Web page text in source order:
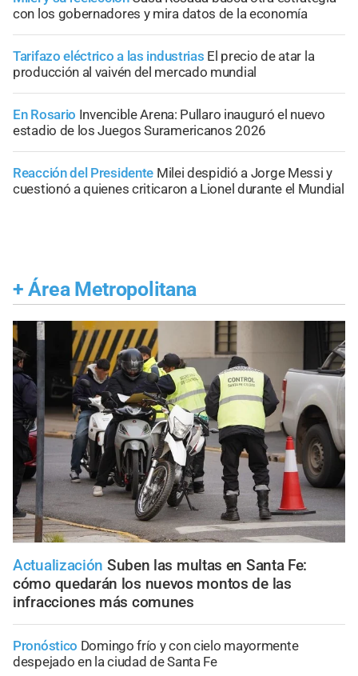
con los gobernadores y mira datos de la economía
Tarifazo eléctrico a las industrias El precio de atar la
producción al vaivén del mercado mundial
En Rosario Invencible Arena: Pullaro inauguró el nuevo
estadio de los Juegos Suramericanos 2026
Reacción del Presidente Milei despidió a Jorge Messi y
cuestionó a quienes criticaron a Lionel durante el Mundial
+ Área Metropolitana
Actualización Suben las multas en Santa Fe:
cómo quedarán los nuevos montos de las
infracciones más comunes
Pronóstico Domingo frío y con cielo mayormente
despejado en la ciudad de Santa Fe